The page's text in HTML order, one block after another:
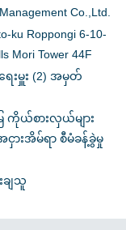
Co.,Ltd.
ku Roppongi 6-10-
Mori Tower 44F
းမှူး (2) အမှတ်
ကိုယ်စားလှယ်များ
ားအိမ်ရာ စီမံခန့်ခွဲမှု
ချသူ